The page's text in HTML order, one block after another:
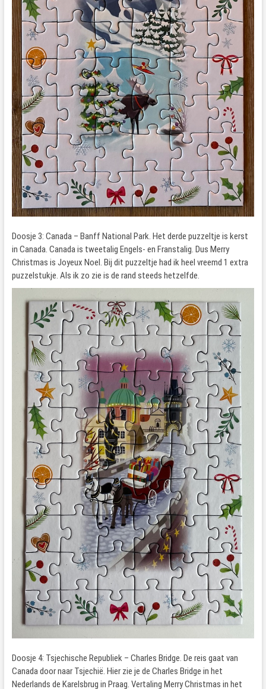
Doosje 3: Canada – Banff National Park. Het derde puzzeltje is kerst
in Canada. Canada is tweetalig Engels- en Franstalig. Dus Merry
Christmas is Joyeux Noel. Bij dit puzzeltje had ik heel vreemd 1 extra
puzzelstukje. Als ik zo zie is de rand steeds hetzelfde.
Doosje 4: Tsjechische Republiek – Charles Bridge. De reis gaat van
Canada door naar Tsjechië. Hier zie je de Charles Bridge in het
Nederlands de Karelsbrug in Praag. Vertaling Merry Christmas in het